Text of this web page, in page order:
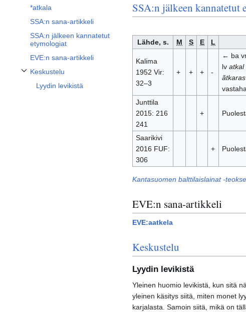
*atkala
SSA:n sana-artikkeli
SSA:n jälkeen kannatetut
etymologiat
EVE:n sana-artikkeli
Keskustelu
Vaihda alaosio Keskustelu
Lyydin levikistä
SSA:n jälkeen kannatetut
Lähde, s.
M S E L
Kalima
1952 Vir:
32–3
+ + + -
← ba
lv atkal
ãtkaras
Junttila
2015: 216
241
+
Saarikivi
2016 FUF:
306
+
Kantasuomen balttilaislainat -
EVE:n sana-artikkeli
EVE:aatkela
Keskustelu
Lyydin levikistä
Yleinen huomio levikistä, kun sitä
yleinen käsitys siitä, miten monet
karjalasta. Samoin siitä, mikä on